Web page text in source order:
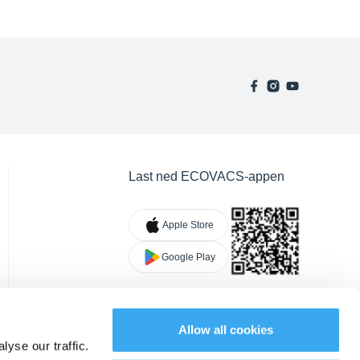
our traffic.
Allow all cookies
Last ned ECOVACS-appen
Apple Store
Google Play